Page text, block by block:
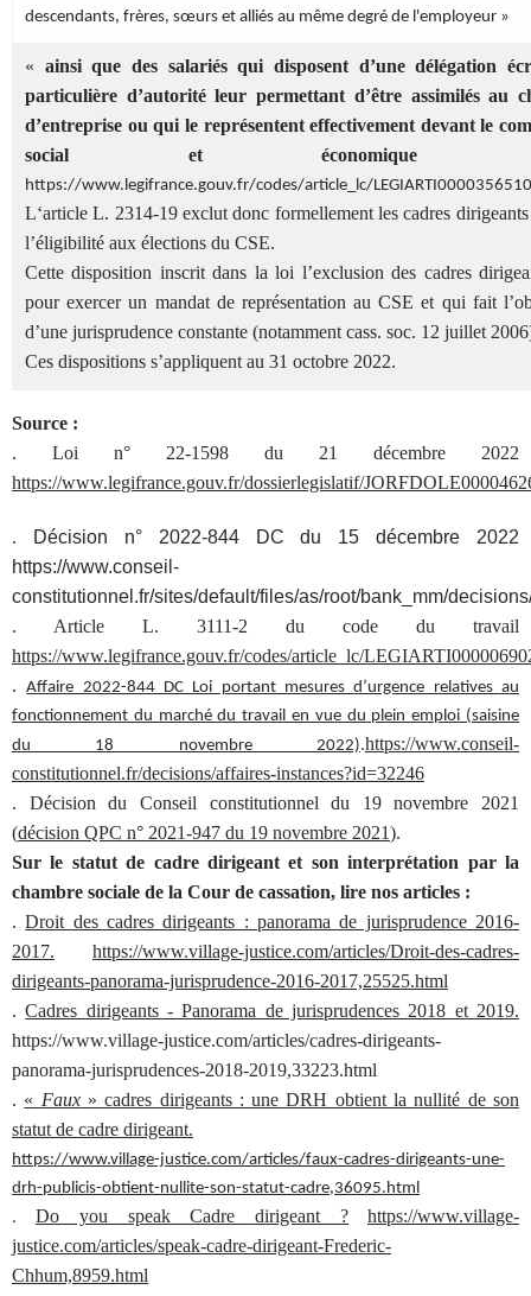
descendants, frères, sœurs et alliés au même degré de l'employeur »
« ainsi que des salariés qui disposent d’une délégation
particulière d’autorité leur permettant d’être assimilés au
d’entreprise ou qui le représentent effectivement devant le
social et économique
https://www.legifrance.gouv.fr/codes/article_lc/
L‘article L. 2314-19 exclut donc formellement les cadres
l’éligibilité aux élections du CSE.
Cette disposition inscrit dans la loi l’exclusion des cadres
pour exercer un mandat de représentation au CSE et qui fait
d’une jurisprudence constante (notamment cass. soc. 12 juillet
Ces dispositions s’appliquent au 31 octobre 2022.
Source :
. Loi n° 22-1598 du 21 décembre 2022
https://www.legifrance.gouv.fr/dossierlegislatif/
.
Décision n° 2022-844 DC du 15 décembre 2022
https://www.conseil-
constitutionnel.fr/sites/default/files/as/root/bank_mm/
. Article L. 3111-2 du code du travail
https://www.legifrance.gouv.fr/codes/article_lc/
.Affaire 2022-844 DC Loi portant mesures d’urgence relatives au
fonctionnement du marché du travail en vue du plein emploi (saisine
du 18 novembre 2022).https://www.conseil-
constitutionnel.fr/decisions/affaires-instances?id=32246
. Décision du Conseil constitutionnel du 19 novembre 2021
(décision QPC n° 2021-947 du 19 novembre 2021).
Sur le statut de cadre dirigeant et son interprétation par la
chambre sociale de la Cour de cassation, lire nos articles :
.Droit des cadres dirigeants : panorama de jurisprudence 2016-
2017.
https://www.village-justice.com/articles/Droit-des-cadres-
dirigeants-panorama-jurisprudence-2016-2017,25525.html
.Cadres dirigeants - Panorama de jurisprudences 2018 et 2019.
https://www.village-justice.com/articles/cadres-dirigeants-
panorama-jurisprudences-2018-2019,33223.html
. « Faux» cadres dirigeants : une DRH obtient la nullité de son
statut de cadre dirigeant.
https://www.village-justice.com/articles/faux-cadres-dirigeants-une-
drh-publicis-obtient-nullite-son-statut-cadre,36095.html
. Do you speak Cadre dirigeant ?
https://www.village-
justice.com/articles/speak-cadre-dirigeant-Frederic-
Chhum,8959.html